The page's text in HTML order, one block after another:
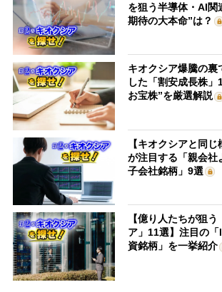
を狙う半導体・AI
期待の大本命”は？
キオクシア爆騰の裏
した「割安成長株
お宝株”を厳選解説
【キオクシアと同
が注目する「親会社
子会社銘柄」9選
【億り人たちが狙
ア」11選】注目の
資銘柄」を一挙紹介